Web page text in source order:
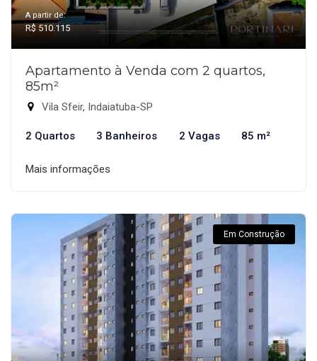
A partir de:
R$ 510.115
Apartamento à Venda com 2 quartos,
85m²
Vila Sfeir, Indaiatuba-SP
2 Quartos 3 Banheiros 2 Vagas 85 m²
Mais informações
Em Construção